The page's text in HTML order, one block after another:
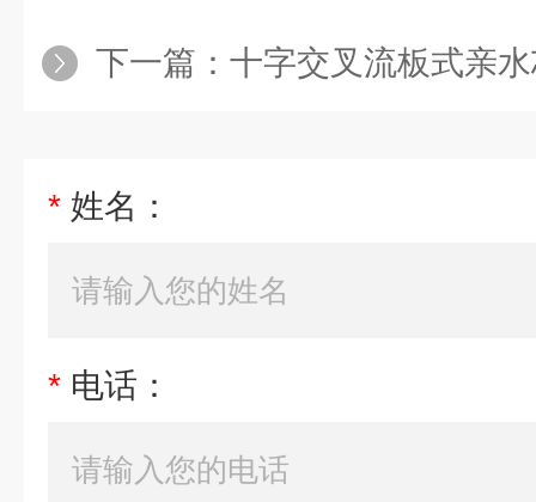
下一篇： 十字交叉流板式亲水
* 姓名：
* 电话：